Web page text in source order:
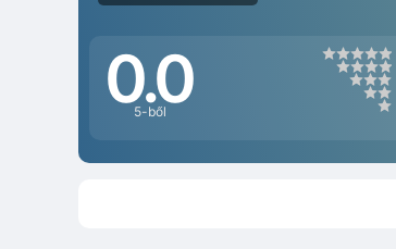
0.0
5-ből